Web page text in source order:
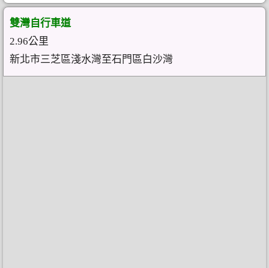
雙灣自行車道
2.96公里
新北市三芝區淺水灣至石門區白沙灣